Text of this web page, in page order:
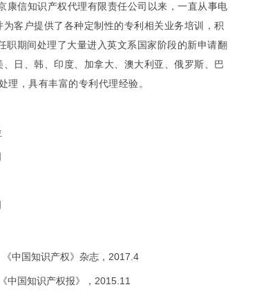
信知识产权代理有限责任公司以来，一直从事电
客户提供了各种定制性的专利相关业务培训，积
职期间处理了大量进入英文系国家阶段的新申请翻
日、韩、印度、加拿大、澳大利亚、俄罗斯、巴
，具有丰富的专利代理经验。
《中国知识产权》杂志，2017.4
中国知识产权报》，2015.11